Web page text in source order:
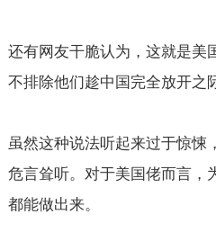
还有网友干脆认为，这就是美
不排除他们趁中国完全放开之
虽然这种说法听起来过于惊悚
危言耸听。对于美国佬而言，
都能做出来。